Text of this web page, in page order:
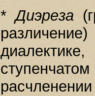
*Диэреза